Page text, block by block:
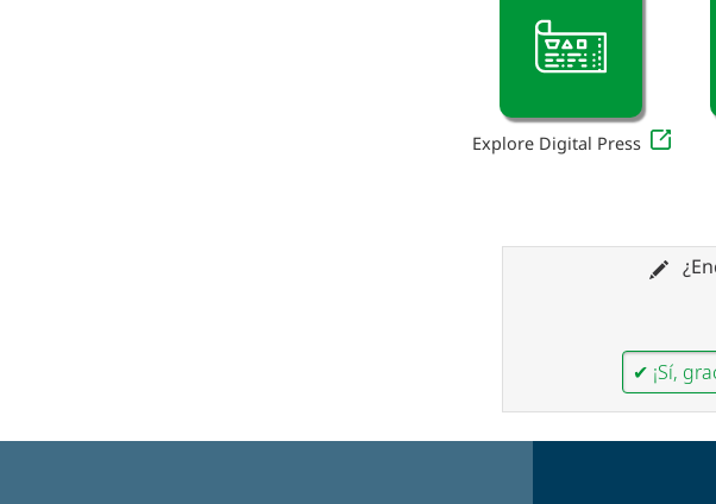
Explore Digital Press
✔ ¡Sí,